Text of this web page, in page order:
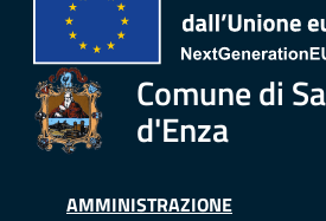
Comune di
d'Enza
AMMINISTRAZIONE